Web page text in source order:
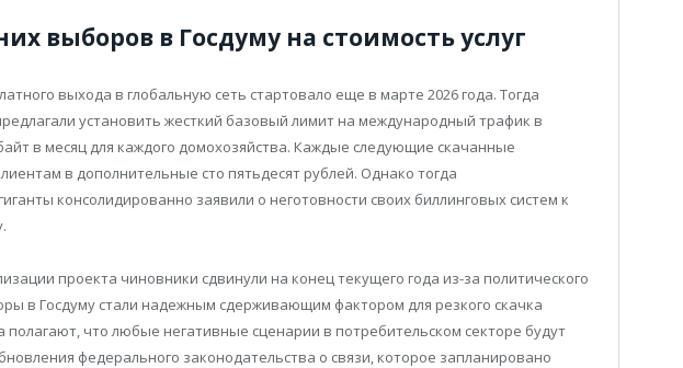
выборов в Госдуму на стоимость услуг
выхода в глобальную сеть стартовало еще в марте 2026 года. Тогда
установить жесткий базовый лимит на международный трафик в
в месяц для каждого домохозяйства. Каждые следующие скачанные
в дополнительные сто пятьдесят рублей. Однако тогда
консолидированно заявили о неготовности своих биллинговых систем к
проекта чиновники сдвинули на конец текущего года из-за политического
в Госдуму стали надежным сдерживающим фактором для резкого скачка
что любые негативные сценарии в потребительском секторе будут
федерального законодательства о связи, которое запланировано